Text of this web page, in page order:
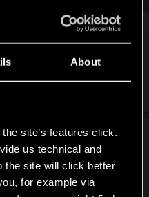
About
site’s features click.
us technical and
the site will click better
for example via
immagini quanto lo
che il gioco è solo
che non fanno
Feb 26, 2021